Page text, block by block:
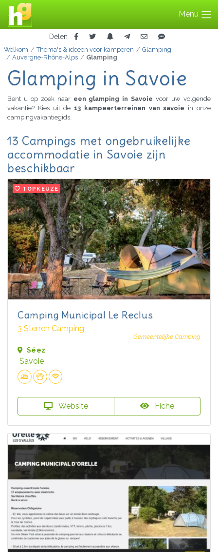
Menu
Delen
Welkom Thema's & ideeën voor kamperen
Glamping
Auvergne-Rhône-Alps
Glamping
Glamping in Savoie
Bent u op zoek naar een glamping in Savoievoor uw volgende
vakantie? Kies uit de 13 kampeerterreinen van savoie in onze
campingvakantiegids.
13 Campings met ongebruikelijke
accommodatie in Savoie zijn
beschikbaar
TOPKEUZE
Camping Municipal Le Reclus
3 Sterren Camping
Gemeentelijke Camping
Séez
Savoie
Website Fiche